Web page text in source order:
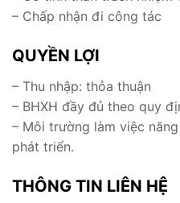
– Chấp nhận đi công tác
QUYỀN LỢI
– Thu nhập: thỏa thuận
– BHXH đầy đủ theo quy
– Môi trường làm việc
phát triển.
THÔNG TIN LIÊN HỆ